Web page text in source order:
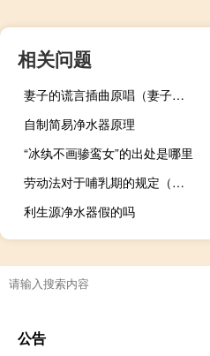
相关问题
妻子的谎言插曲原唱（妻子的谎言插曲）
自制简易净水器原理
“冰纨不画骖鸾女”的出处是哪里
劳动法对于哺乳期的规定（哺乳期劳动法最新规定）
利生源净水器假的吗
公告